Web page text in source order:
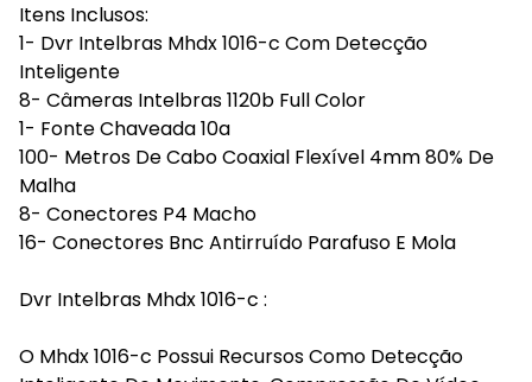
Itens Inclusos:
1- Dvr Intelbras Mhdx 1016-c Com Detecção
Inteligente
8- Câmeras Intelbras 1120b Full Color
1- Fonte Chaveada 10a
100- Metros De Cabo Coaxial Flexível 4mm 80% De
Malha
8- Conectores P4 Macho
16- Conectores Bnc Antirruído Parafuso E Mola
Dvr Intelbras Mhdx 1016-c :
O Mhdx 1016-c Possui Recursos Como Detecção